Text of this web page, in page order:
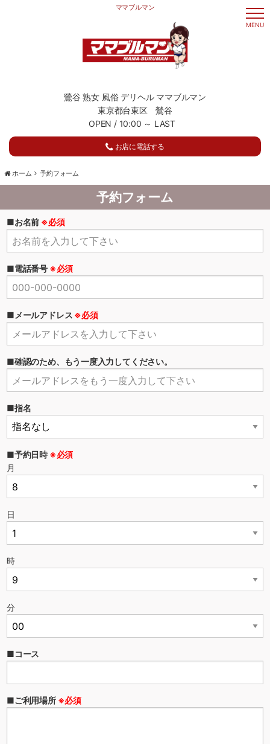
ママブルマン
鶯谷 熟女 風俗 デリヘル ママブルマン
東京都台東区 鶯谷
OPEN / 10:00 ～ LAST
お店に電話する
ホーム 予約フォーム
予約フォーム
■お名前 ※必須
■電話番号 ※必須
■メールアドレス ※必須
■確認のため、もう一度入力してください。
■指名
■予約日時 ※必須
月
日
時
分
■コース
■ご利用場所 ※必須
t
o
g
n
MENU